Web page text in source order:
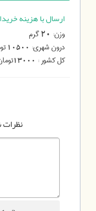
ارسال با هزینه
وزن:
گرم
درون شهری: 10500
کل کشور : 13000
نظرات